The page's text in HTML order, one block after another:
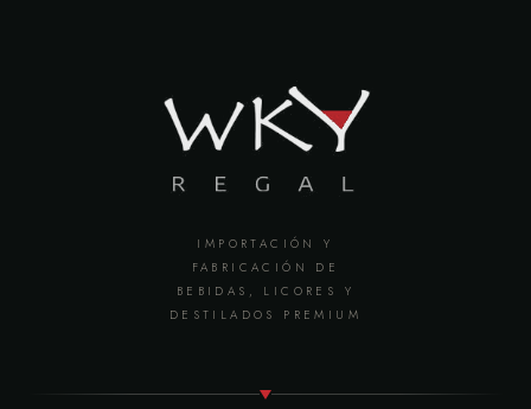
IMPORTACIÓN Y
FABRICACIÓN DE
BEBIDAS, LICORES Y
DESTILADOS PREMIUM